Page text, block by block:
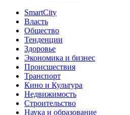
SmartCity
Власть
Общество
Тенденции
Здоровье
Экономика и бизнес
Происшествия
Транспорт
Кино и Культура
Недвижимость
Строительство
Наука и образование